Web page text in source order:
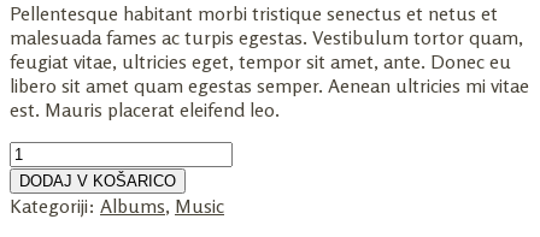
Pellentesque habitant morbi tristique senectus et netus et
malesuada fames ac turpis egestas. Vestibulum tortor quam,
feugiat vitae, ultricies eget, tempor sit amet, ante. Donec eu
libero sit amet quam egestas semper. Aenean ultricies mi vitae
est. Mauris placerat eleifend leo.
DODAJ V KOŠARICO
Kategoriji: Albums, Music